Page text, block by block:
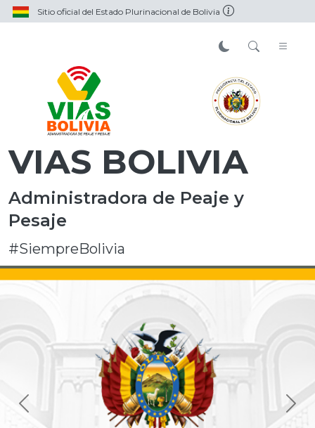
Sitio oficial del Estado Plurinacional de Bolivia
VIAS BOLIVIA
Administradora de Peaje y
Pesaje
#SiempreBolivia